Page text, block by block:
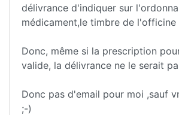
délivrance d'indiquer sur
médicament,le timbre de l'officine
Donc, même si la prescription
valide, la délivrance ne le serait
Donc pas d'email pour moi ,sauf
;-)